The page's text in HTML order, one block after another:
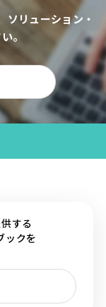
ソリューション・
。
する
ックを